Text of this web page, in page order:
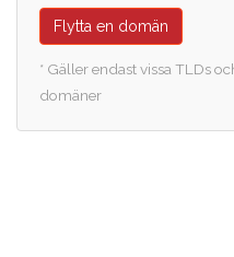
Flytta en domän
* Gäller endast vissa TLDs
domäner